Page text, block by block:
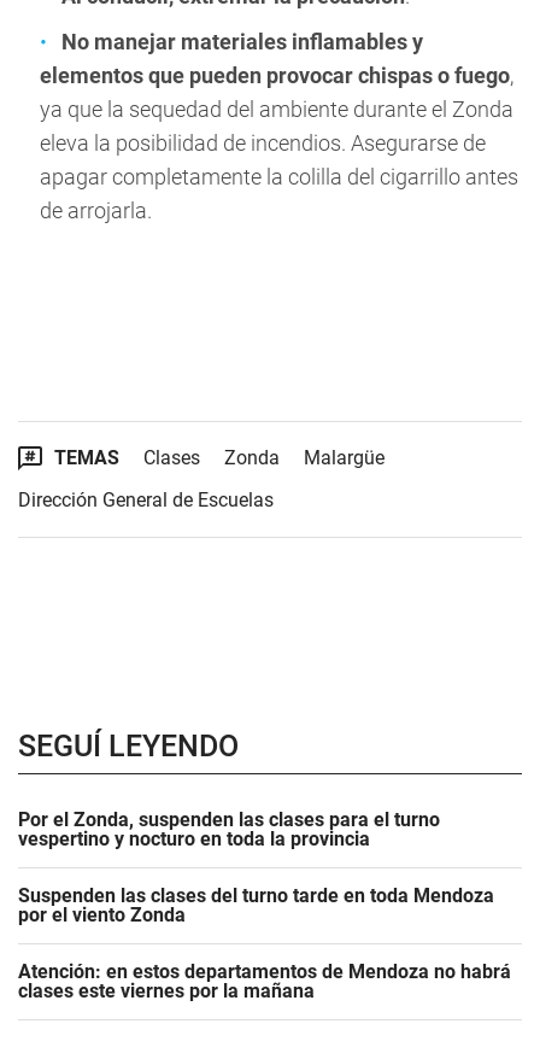
No manejar materiales inflamables y
elementos que pueden provocar chispas o fuego,
ya que la sequedad del ambiente durante el Zonda
eleva la posibilidad de incendios. Asegurarse de
apagar completamente la colilla del cigarrillo antes
de arrojarla.
TEMAS Clases Zonda
Malargüe
Dirección General de Escuelas
SEGUÍ LEYENDO
Por el Zonda, suspenden las clases para el turno
vespertino y nocturo en toda la provincia
Suspenden las clases del turno tarde en toda Mendoza
por el viento Zonda
Atención: en estos departamentos de Mendoza no habrá
clases este viernes por la mañana